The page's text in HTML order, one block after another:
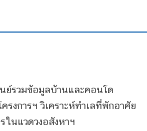
รวมข้อมูลบ้านและคอนโด
รงการฯ วิเคราะห์ทำเลที่พักอาศัย
ในแวดวงอสังหาฯ